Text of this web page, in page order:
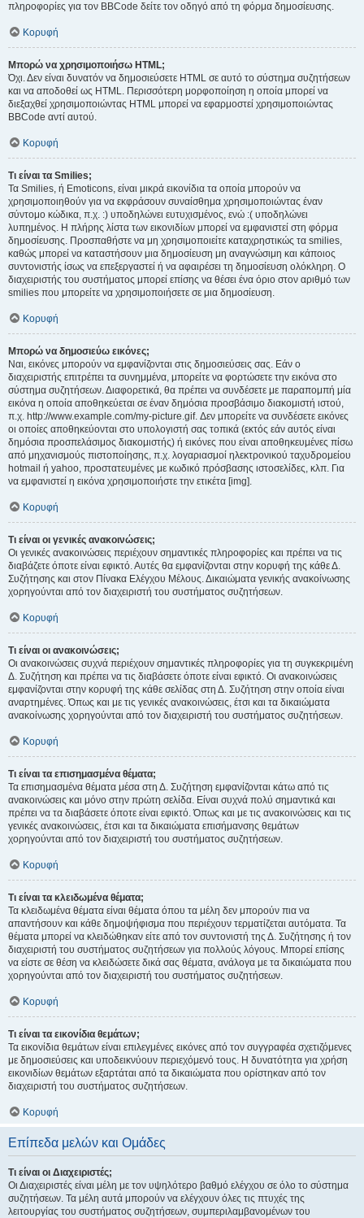
πληροφορίες για τον BBCode δείτε τον οδηγό από τη φόρμα δημοσίευσης.
Κορυφή
Μπορώ να χρησιμοποιήσω HTML;
Όχι. Δεν είναι δυνατόν να δημοσιεύσετε HTML σε αυτό το σύστημα συζητήσεων
και να αποδοθεί ως HTML. Περισσότερη μορφοποίηση η οποία μπορεί να
διεξαχθεί χρησιμοποιώντας HTML μπορεί να εφαρμοστεί χρησιμοποιώντας
BBCode αντί αυτού.
Κορυφή
Τι είναι τα Smilies;
Τα Smilies, ή Emoticons, είναι μικρά εικονίδια τα οποία μπορούν να
χρησιμοποιηθούν για να εκφράσουν συναίσθημα χρησιμοποιώντας έναν
σύντομο κώδικα, π.χ. :) υποδηλώνει ευτυχισμένος, ενώ :( υποδηλώνει
λυπημένος. Η πλήρης λίστα των εικονιδίων μπορεί να εμφανιστεί στη φόρμα
δημοσίευσης. Προσπαθήστε να μη χρησιμοποιείτε καταχρηστικώς τα smilies,
καθώς μπορεί να καταστήσουν μια δημοσίευση μη αναγνώσιμη και κάποιος
συντονιστής ίσως να επεξεργαστεί ή να αφαιρέσει τη δημοσίευση ολόκληρη. Ο
διαχειριστής του συστήματος μπορεί επίσης να θέσει ένα όριο στον αριθμό των
smilies που μπορείτε να χρησιμοποιήσετε σε μια δημοσίευση.
Κορυφή
Μπορώ να δημοσιεύω εικόνες;
Ναι, εικόνες μπορούν να εμφανίζονται στις δημοσιεύσεις σας. Εάν ο
διαχειριστής επιτρέπει τα συνημμένα, μπορείτε να φορτώσετε την εικόνα στο
σύστημα συζητήσεων. Διαφορετικά, θα πρέπει να συνδέσετε με παραπομπή μία
εικόνα η οποία αποθηκεύεται σε έναν δημόσια προσβάσιμο διακομιστή ιστού,
π.χ. http://www.example.com/my-picture.gif. Δεν μπορείτε να συνδέσετε εικόνες
οι οποίες αποθηκεύονται στο υπολογιστή σας τοπικά (εκτός εάν αυτός είναι
δημόσια προσπελάσιμος διακομιστής) ή εικόνες που είναι αποθηκευμένες πίσω
από μηχανισμούς πιστοποίησης, π.χ. λογαριασμοί ηλεκτρονικού ταχυδρομείου
hotmail ή yahoo, προστατευμένες με κωδικό πρόσβασης ιστοσελίδες, κλπ. Για
να εμφανιστεί η εικόνα χρησιμοποιήστε την ετικέτα [img].
Κορυφή
Τι είναι οι γενικές ανακοινώσεις;
Οι γενικές ανακοινώσεις περιέχουν σημαντικές πληροφορίες και πρέπει να τις
διαβάζετε όποτε είναι εφικτό. Αυτές θα εμφανίζονται στην κορυφή της κάθε Δ.
Συζήτησης και στον Πίνακα Ελέγχου Μέλους. Δικαιώματα γενικής ανακοίνωσης
χορηγούνται από τον διαχειριστή του συστήματος συζητήσεων.
Κορυφή
Τι είναι οι ανακοινώσεις;
Οι ανακοινώσεις συχνά περιέχουν σημαντικές πληροφορίες για τη συγκεκριμένη
Δ. Συζήτηση και πρέπει να τις διαβάσετε όποτε είναι εφικτό. Οι ανακοινώσεις
εμφανίζονται στην κορυφή της κάθε σελίδας στη Δ. Συζήτηση στην οποία είναι
αναρτημένες. Όπως και με τις γενικές ανακοινώσεις, έτσι και τα δικαιώματα
ανακοίνωσης χορηγούνται από τον διαχειριστή του συστήματος συζητήσεων.
Κορυφή
Τι είναι τα επισημασμένα θέματα;
Τα επισημασμένα θέματα μέσα στη Δ. Συζήτηση εμφανίζονται κάτω από τις
ανακοινώσεις και μόνο στην πρώτη σελίδα. Είναι συχνά πολύ σημαντικά και
πρέπει να τα διαβάσετε όποτε είναι εφικτό. Όπως και με τις ανακοινώσεις και τις
γενικές ανακοινώσεις, έτσι και τα δικαιώματα επισήμανσης θεμάτων
χορηγούνται από τον διαχειριστή του συστήματος συζητήσεων.
Κορυφή
Τι είναι τα κλειδωμένα θέματα;
Τα κλειδωμένα θέματα είναι θέματα όπου τα μέλη δεν μπορούν πια να
απαντήσουν και κάθε δημοψήφισμα που περιέχουν τερματίζεται αυτόματα. Τα
θέματα μπορεί να κλειδώθηκαν είτε από τον συντονιστή της Δ. Συζήτησης ή τον
διαχειριστή του συστήματος συζητήσεων για πολλούς λόγους. Μπορεί επίσης
να είστε σε θέση να κλειδώσετε δικά σας θέματα, ανάλογα με τα δικαιώματα που
χορηγούνται από τον διαχειριστή του συστήματος συζητήσεων.
Κορυφή
Τι είναι τα εικονίδια θεμάτων;
Τα εικονίδια θεμάτων είναι επιλεγμένες εικόνες από τον συγγραφέα σχετιζόμενες
με δημοσιεύσεις και υποδεικνύουν περιεχόμενό τους. Η δυνατότητα για χρήση
εικονιδίων θεμάτων εξαρτάται από τα δικαιώματα που ορίστηκαν από τον
διαχειριστή του συστήματος συζητήσεων.
Κορυφή
Επίπεδα μελών και Ομάδες
Τι είναι οι Διαχειριστές;
Οι Διαχειριστές είναι μέλη με τον υψηλότερο βαθμό ελέγχου σε όλο το σύστημα
συζητήσεων. Τα μέλη αυτά μπορούν να ελέγχουν όλες τις πτυχές της
λειτουργίας του συστήματος συζητήσεων, συμπεριλαμβανομένων του